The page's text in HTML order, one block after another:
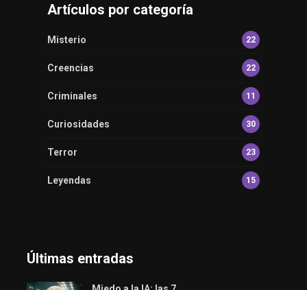
Artículos por categoría
Misterio 22
Creencias 22
Criminales 11
Curiosidades 30
Terror 23
Leyendas 15
Últimas entradas